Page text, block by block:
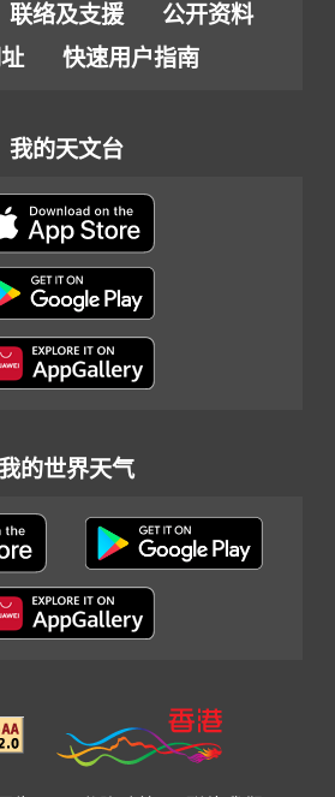
联络及支援
公开资料
快速用户指南
我的天文台
的世界天气